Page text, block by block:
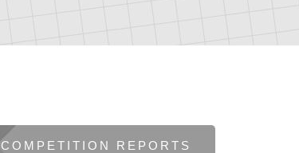
COMPETITION REPORTS